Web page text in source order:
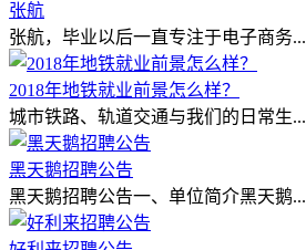
张航
张航，毕业以后一直专注于电子商务...
2018年地铁就业前景怎么样？
城市铁路、轨道交通与我们的日常生...
黑天鹅招聘公告
黑天鹅招聘公告一、单位简介黑天鹅...